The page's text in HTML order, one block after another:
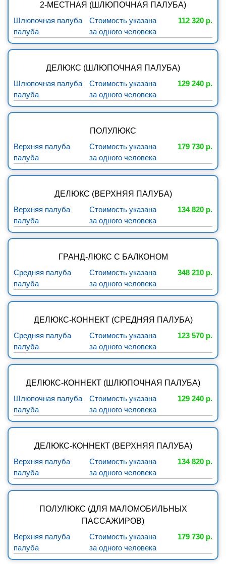
2-МЕСТНАЯ (ШЛЮПОЧНАЯ ПАЛУБА)
Шлюпочная палуба
палуба
Стоимость указана
за одного человека
112 320 р.
ДЕЛЮКС (ШЛЮПОЧНАЯ ПАЛУБА)
Шлюпочная палуба
палуба
Стоимость указана
за одного человека
129 240 р.
ПОЛУЛЮКС
Верхняя палуба
палуба
Стоимость указана
за одного человека
179 730 р.
ДЕЛЮКС (ВЕРХНЯЯ ПАЛУБА)
Верхняя палуба
палуба
Стоимость указана
за одного человека
134 820 р.
ГРАНД-ЛЮКС С БАЛКОНОМ
Средняя палуба
палуба
Стоимость указана
за одного человека
348 210 р.
ДЕЛЮКС-КОННЕКТ (СРЕДНЯЯ ПАЛУБА)
Средняя палуба
палуба
Стоимость указана
за одного человека
123 570 р.
ДЕЛЮКС-КОННЕКТ (ШЛЮПОЧНАЯ ПАЛУБА)
Шлюпочная палуба
палуба
Стоимость указана
за одного человека
129 240 р.
ДЕЛЮКС-КОННЕКТ (ВЕРХНЯЯ ПАЛУБА)
Верхняя палуба
палуба
Стоимость указана
за одного человека
134 820 р.
ПОЛУЛЮКС (ДЛЯ МАЛОМОБИЛЬНЫХ
ПАССАЖИРОВ)
Верхняя палуба
палуба
Стоимость указана
за одного человека
179 730 р.